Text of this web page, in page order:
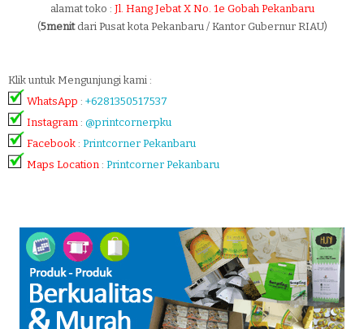
alamat toko : Jl. Hang Jebat X No. 1e Gobah Pekanbaru
(5menitdari Pusat kota Pekanbaru / Kantor Gubernur RIAU)
Klik untuk Mengunjungi kami :
WhatsApp : +6281350517537
Instagram : @printcornerpku
Facebook : Printcorner Pekanbaru
Maps Location : Printcorner Pekanbaru